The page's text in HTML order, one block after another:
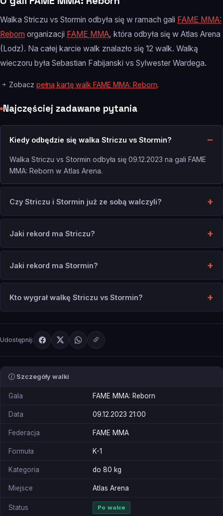
Walka Striczu vs Stormin odbyła się w ramach gali FAME MMA:
Reborn organizacji FAME MMA, która odbyła się w Atlas Arena
(Lodz). Na całej karcie walk znalazło się 12 walk. Walką
wieczoru była Sebastian Fabijanski vs Sylwester Wardega.
Zobacz pełną kartę walk FAME MMA: Reborn.
Najczęściej zadawane pytania
Kiedy odbędzie się walka Striczu vs Stormin?
Walka Striczu vs Stormin odbyła się 09.12.2023 na gali FAME
MMA: Reborn w Atlas Arena.
Czy Striczu i Stormin już ze sobą walczyli?
Jaki rekord ma Striczu?
Jaki rekord ma Stormin?
Kto wygrał walkę Striczu vs Stormin?
Udostępnij:
Szczegóły walki
Gala FAME MMA: Reborn
Data 09.12.2023 21:00
Federacja FAME MMA
Formuła K-1
Kategoria do 80 kg
Miejsce Atlas Arena
Status Po walce